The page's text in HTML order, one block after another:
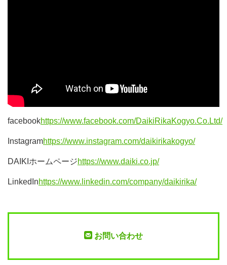
facebookhttps://www.facebook.com/DaikiRikaKogyo.Co.Ltd/
Instagramhttps://www.instagram.com/daikirikakogyo/
DAIKIホームページhttps://www.daiki.co.jp/
LinkedInhttps://www.linkedin.com/company/daikirika/
お問い合わせ